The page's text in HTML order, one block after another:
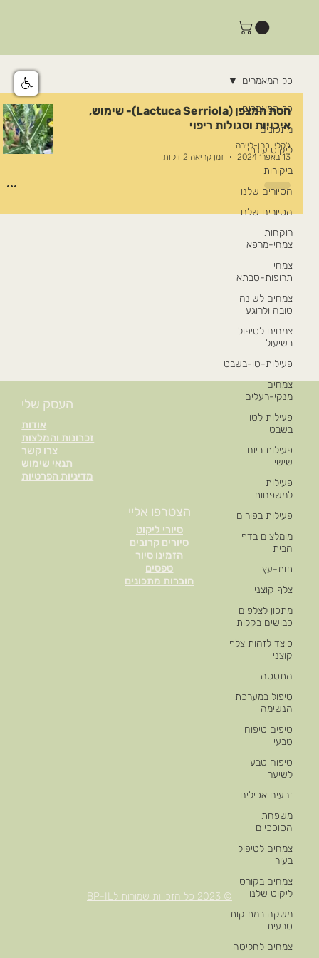
כל המאמרים
מתכונים
ליקוט עונתי
ביקורות
הסיורים שלנו
הסיורים שלנו
רוקחות
צמחי-מרפא
צמחי
תרופות-סבתא
צמחים לשינה
טובה ולרוגע
צמחים לטיפול
בשיעול
פעילות-טו-בשבט
צמחים
מנקי-רעלים
פעילות לטו
בשבט
פעילות ביום
שישי
פעילות
למשפחות
פעילות בפורים
מומלצים בדף
הבית
תות-עץ
צלף קוצני
מתכון לצלפים
כבושים בקלות
כיצד לזהות צלף
קוצני
התססה
טיפול במערכת
הנשימה
טיפים טיפוח
טבעי
טיפוח טבעי
לשיער
זרעים אכילים
משפחת
הסוככיים
צמחים לטיפול
בעור
צמחים בקורס
ליקוט שלנו
משקה במתיקות
טבעית
צמחים לחליטה
כל המאמרים
חסת המצפן (Lactuca Serriola)- שימוש,
איכויות וסגולות ריפוי
ג'קלין כהן-לייבה
13 באפר׳ 2024
זמן קריאה 2 דקות
אודות
זכרונות והמלצות
צרו קשר
תנאי שימוש
מדיניות הפרטיות
העסק שלי
סיורי ליקוט
סיורים קרובים
הזמינו סיור
טפסים
חוברות מתכונים
הצטרפו אליי
© 2023 כל הזכויות שמורות לBP-IL